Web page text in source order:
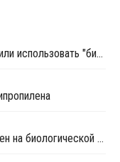
TotalEnergies Corbion и Benvic предложили использовать "биопластики" в автопроме и медицине
Shell будет поставлять Braskem пропилен на биологической основе